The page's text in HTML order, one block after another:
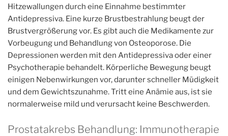
Hitzewallungen durch eine Einnahme bestimmter
Antidepressiva. Eine kurze Brustbestrahlung beugt der
Brustvergrößerung vor. Es gibt auch die Medikamente zur
Vorbeugung und Behandlung von Osteoporose. Die
Depressionen werden mit den Antidepressiva oder einer
Psychotherapie behandelt. Körperliche Bewegung beugt
einigen Nebenwirkungen vor, darunter schneller Müdigkeit
und dem Gewichtszunahme. Tritt eine Anämie aus, ist sie
normalerweise mild und verursacht keine Beschwerden.
Prostatakrebs Behandlung: Immunotherapie